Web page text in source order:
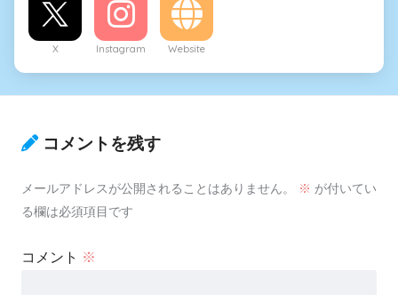
X Instagram Website
コメントを残す
メールアドレスが公開されることはありません。 ※ が付いてい
る欄は必須項目です
コメント ※